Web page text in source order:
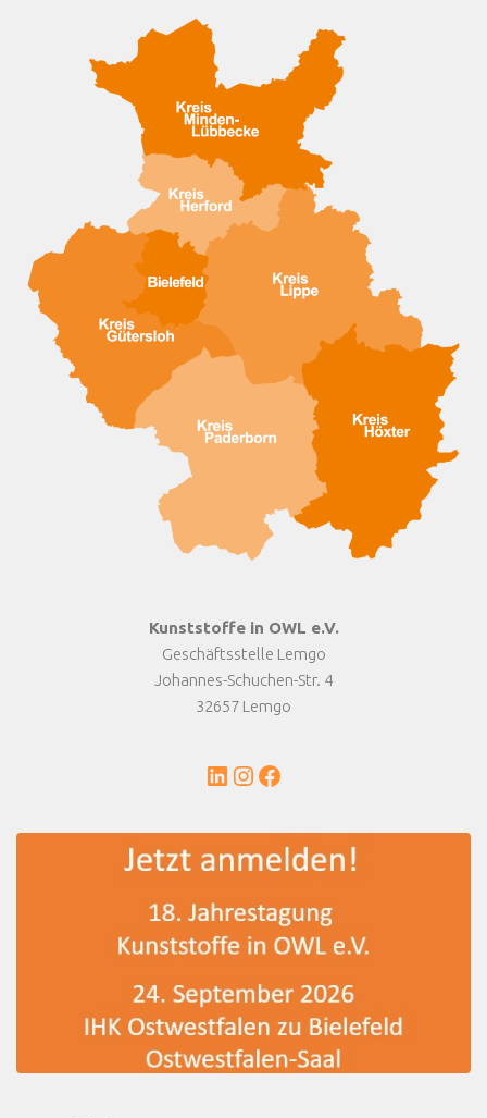
Kunststoffe in OWL e.V.
Geschäftsstelle Lemgo
Johannes-Schuchen-Str. 4
32657 Lemgo
LinkedIn
Instagram
Facebook